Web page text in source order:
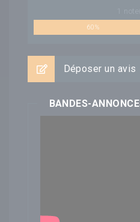
60%
Déposer un avis
BANDES-